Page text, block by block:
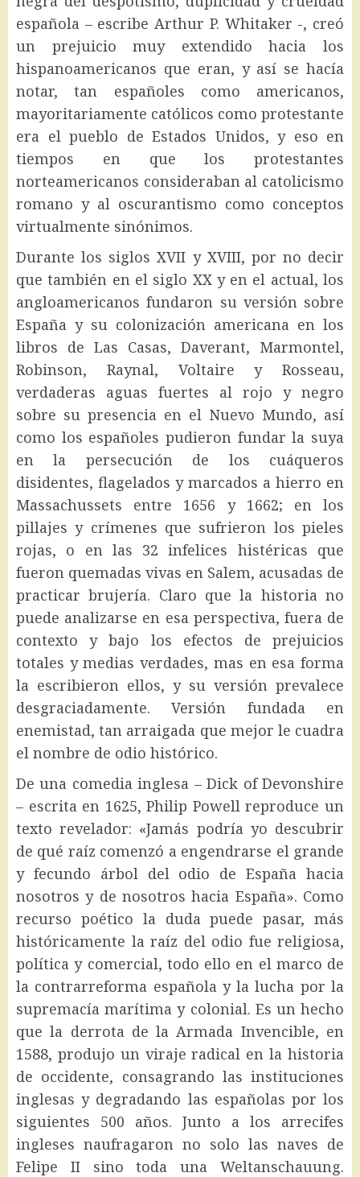
española – escribe Arthur P. Whitaker -, creó
un prejuicio muy extendido hacia los
hispanoamericanos que eran, y así se hacía
notar, tan españoles como americanos,
mayoritariamente católicos como protestante
era el pueblo de Estados Unidos, y eso en
tiempos en que los protestantes
norteamericanos consideraban al catolicismo
romano y al oscurantismo como conceptos
virtualmente sinónimos.
Durante los siglos XVII y XVIII, por no decir
que también en el siglo XX y en el actual, los
angloamericanos fundaron su versión sobre
España y su colonización americana en los
libros de Las Casas, Daverant, Marmontel,
Robinson, Raynal, Voltaire y Rosseau,
verdaderas aguas fuertes al rojo y negro
sobre su presencia en el Nuevo Mundo, así
como los españoles pudieron fundar la suya
en la persecución de los cuáqueros
disidentes, flagelados y marcados a hierro en
Massachussets entre 1656 y 1662; en los
pillajes y crímenes que sufrieron los pieles
rojas, o en las 32 infelices histéricas que
fueron quemadas vivas en Salem, acusadas de
practicar brujería. Claro que la historia no
puede analizarse en esa perspectiva, fuera de
contexto y bajo los efectos de prejuicios
totales y medias verdades, mas en esa forma
la escribieron ellos, y su versión prevalece
desgraciadamente. Versión fundada en
enemistad, tan arraigada que mejor le cuadra
el nombre de odio histórico.
De una comedia inglesa – Dick of Devonshire
– escrita en 1625, Philip Powell reproduce un
texto revelador: «Jamás podría yo descubrir
de qué raíz comenzó a engendrarse el grande
y fecundo árbol del odio de España hacia
nosotros y de nosotros hacia España». Como
recurso poético la duda puede pasar, más
históricamente la raíz del odio fue religiosa,
política y comercial, todo ello en el marco de
la contrarreforma española y la lucha por la
supremacía marítima y colonial. Es un hecho
que la derrota de la Armada Invencible, en
1588, produjo un viraje radical en la historia
de occidente, consagrando las instituciones
inglesas y degradando las españolas por los
siguientes 500 años. Junto a los arrecifes
ingleses naufragaron no solo las naves de
Felipe II sino toda una Weltanschauung.